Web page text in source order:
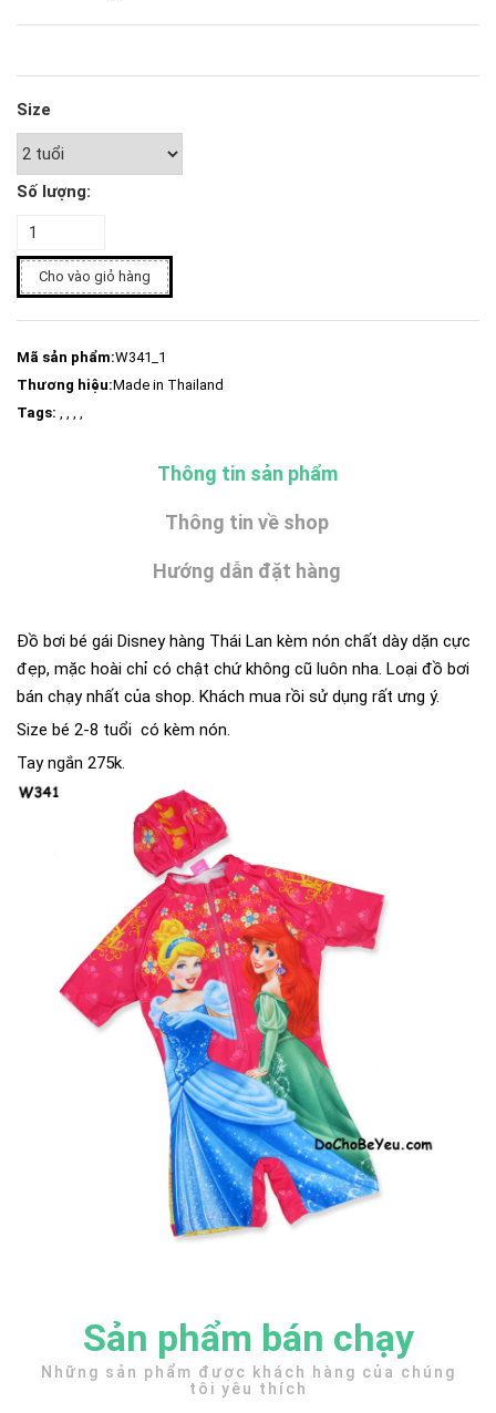
Size
Số lượng:
Cho vào giỏ hàng
Mã sản phẩm:W341_1
Thương hiệu:Made in Thailand
Tags: , , , ,
Thông tin sản phẩm
Thông tin về shop
Hướng dẫn đặt hàng
Đồ bơi bé gái Disney hàng Thái Lan kèm nón chất dày dặn cực
đẹp, mặc hoài chỉ có chật chứ không cũ luôn nha. Loại đồ bơi
bán chạy nhất của shop. Khách mua rồi sử dụng rất ưng ý.
Size bé 2-8 tuổi có kèm nón.
Tay ngắn 275k.
Sản phẩm bán chạy
Những sản phẩm được khách hàng của chúng
tôi yêu thích